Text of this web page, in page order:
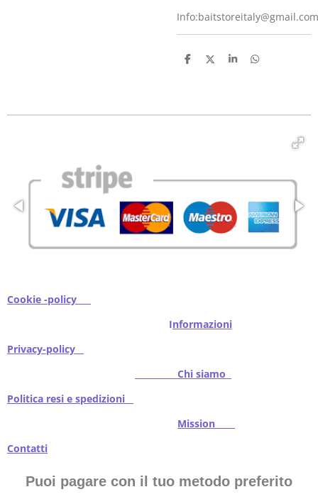
Info:baitstoreitaly@gmail.com
C
v
C
v
C
v
C
v
Cookie -policy
Informazioni
Privacy-policy
Chi siamo
Politica resi e spedizioni
Mission
Contatti
Puoi pagare con il tuo metodo preferito